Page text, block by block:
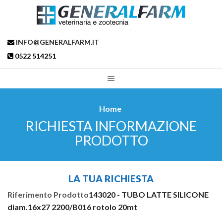
INFO@GENERALFARM.IT
0522 514251
Home
RICHIESTA INFORMAZIONE
PRODOTTO
LA TUA RICHIESTA
Riferimento Prodotto143020 - TUBO LATTE SILICONE
diam.16x27 2200/B016 rotolo 20mt